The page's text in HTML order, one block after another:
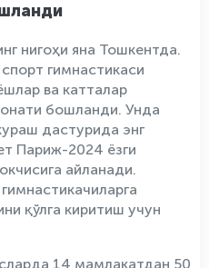
нигоҳи яна Тошкентда.
гимнастикаси
ва катталар
бошланди. Унда
дастурида энг
Париж-2024 ёзги
айланади.
қўлга киритиш учун
14 мамлакатдан 50